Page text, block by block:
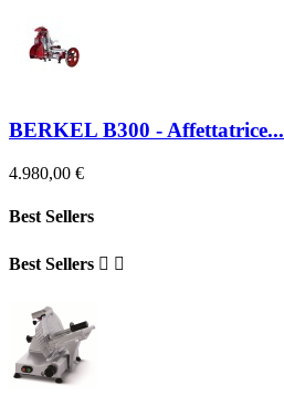
BERKEL B300 - Affettatrice...
4.980,00 €
Best Sellers
Best Sellers  